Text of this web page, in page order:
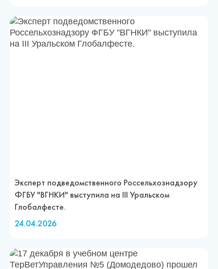
Эксперт подведомственного Россельхознадзору
ФГБУ "ВГНКИ" выступила на III Уральском
Глобалфесте.
24.04.2026